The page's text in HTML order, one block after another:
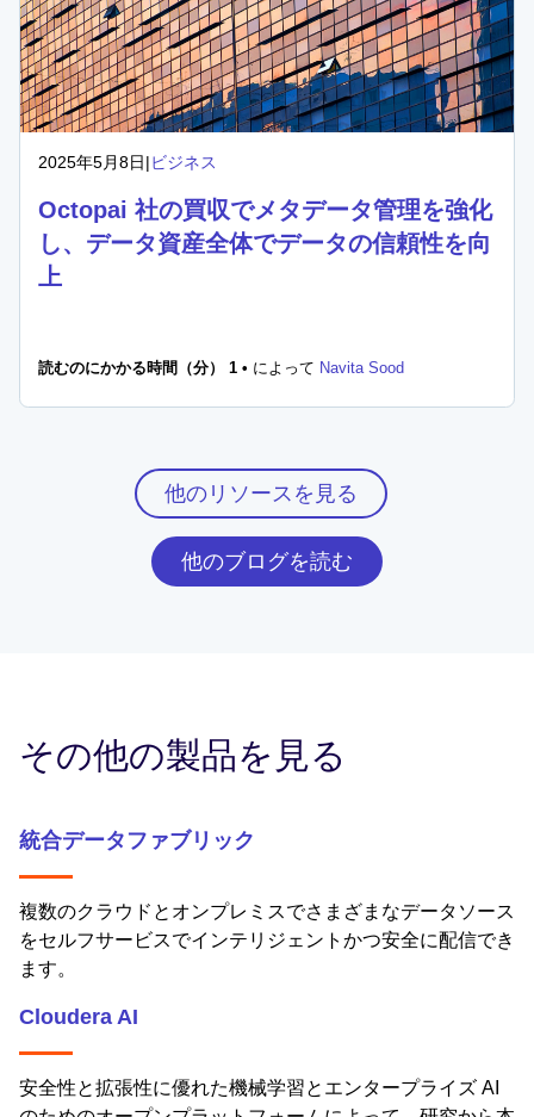
2025年5月8日|ビジネス
Octopai 社の買収でメタデータ管理を強化
し、データ資産全体でデータの信頼性を向
上
読むのにかかる時間（分） 1 • によって Navita Sood
他のリソースを見る
他のブログを読む
その他の製品を見る
統合データファブリック
複数のクラウドとオンプレミスでさまざまなデータソース
をセルフサービスでインテリジェントかつ安全に配信でき
ます。
Cloudera AI
安全性と拡張性に優れた機械学習とエンタープライズ AI